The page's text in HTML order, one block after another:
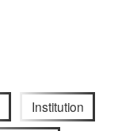
Institution